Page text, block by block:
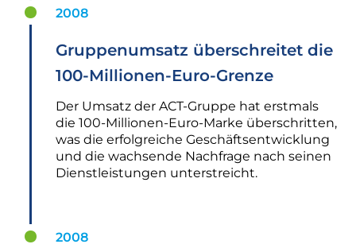
2008
Gruppenumsatz überschreitet die
100-Millionen-Euro-Grenze
Der Umsatz der ACT-Gruppe hat erstmals
die 100-Millionen-Euro-Marke überschritten,
was die erfolgreiche Geschäftsentwicklung
und die wachsende Nachfrage nach seinen
Dienstleistungen unterstreicht.
2008